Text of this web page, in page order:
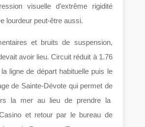
visuelle d’extrême rigidité
lourdeur peut-être aussi.
et bruits de suspension,
avoir lieu. Circuit réduit à 1.76
ligne de départ habituelle puis le
de Sainte-Dévote qui permet de
la mer au lieu de prendre la
et retour par le bureau de